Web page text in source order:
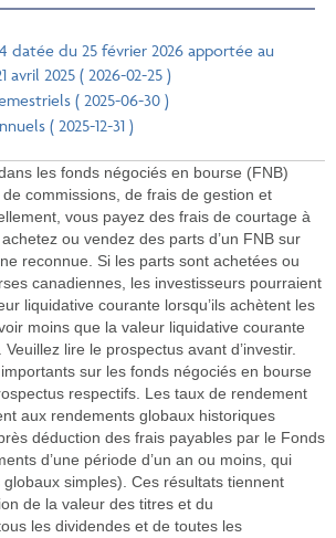
datée du 25 février 2026 apportée au
2025 ( 2026-02-25 )
( 2025-06-30 )
( 2025-12-31 )
les fonds négociés en bourse (FNB)
commissions, de frais de gestion et
vous payez des frais de courtage à
ou vendez des parts d’un FNB sur
reconnue. Si les parts sont achetées ou
canadiennes, les investisseurs pourraient
liquidative courante lorsqu’ils achètent les
moins que la valeur liquidative courante
Veuillez lire le prospectus avant d’investir.
sur les fonds négociés en bourse
respectifs. Les taux de rendement
aux rendements globaux historiques
déduction des frais payables par le Fonds
d’une période d’un an ou moins, qui
simples). Ces résultats tiennent
de la valeur des titres et du
les dividendes et de toutes les